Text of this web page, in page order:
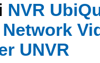
NVR
UNVR